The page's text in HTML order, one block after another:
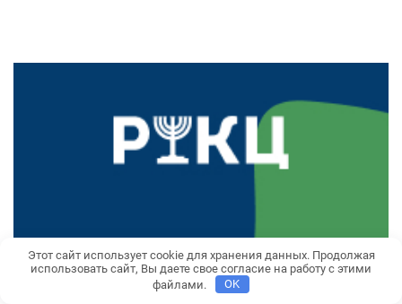
Этот сайт использует cookie для хранения данных. Продолжая
использовать сайт, Вы даете свое согласие на работу с этими
файлами.
OK